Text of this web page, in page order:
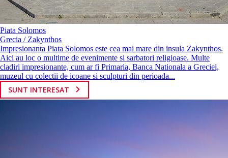
Piata Solomos
Grecia / Zakynthos
Impresionanta Piata Solomos este cea mai mare din insula Zakynthos.
Aici au loc o multime de evenimente si sarbatori religioase. Multe
cladiri impresionante, cum ar fi Primaria, Banca Nationala a Greciei,
muzeul cu colectii de icoane si sculpturi din perioada...
SUNT INTERESAT